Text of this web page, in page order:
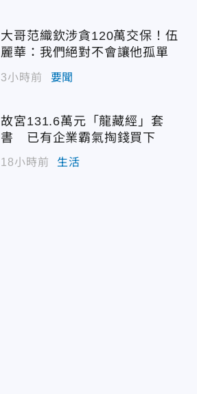
大哥范織欽涉貪120萬交保！伍
麗華：我們絕對不會讓他孤單
3小時前 要聞
故宮131.6萬元「龍藏經」套
書 已有企業霸氣掏錢買下
18小時前 生活